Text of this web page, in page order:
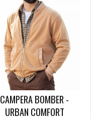
CAMPERA BOMBER -
URBAN COMFORT